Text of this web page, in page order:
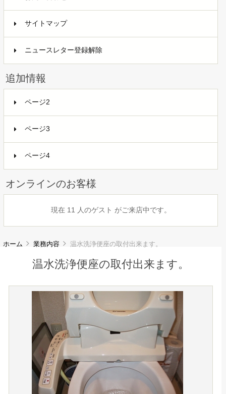
サイトマップ
ニュースレター登録解除
追加情報
ページ2
ページ3
ページ4
オンラインのお客様
現在 11 人のゲスト がご来店中です。
ホーム 業務内容 温水洗浄便座の取付出来ます。
温水洗浄便座の取付出来ます。